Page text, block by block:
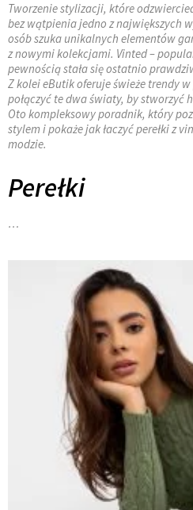
Tworzenie stylizacji, które
bez wątpienia jedno z największych
osób szuka unikalnych elementów
z nowymi kolekcjami. Vinted –
pewnością stała się ostatnio
Z kolei eButik oferuje świeże trendy
połączyć te dwa światy, by stworzyć
Oto kompleksowy poradnik, który
stylem i pokaże jak łaczyć perełki z
modzie.
Perełki
…